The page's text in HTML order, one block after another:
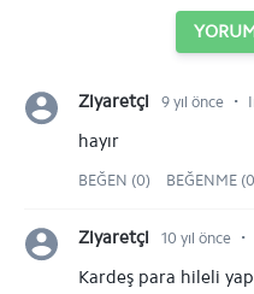
Ziyaretçi 9 yıl önce ⋅
hayır
BEĞEN (0) BEĞENME
Ziyaretçi 10 yıl önce ⋅
Kardeş para hileli